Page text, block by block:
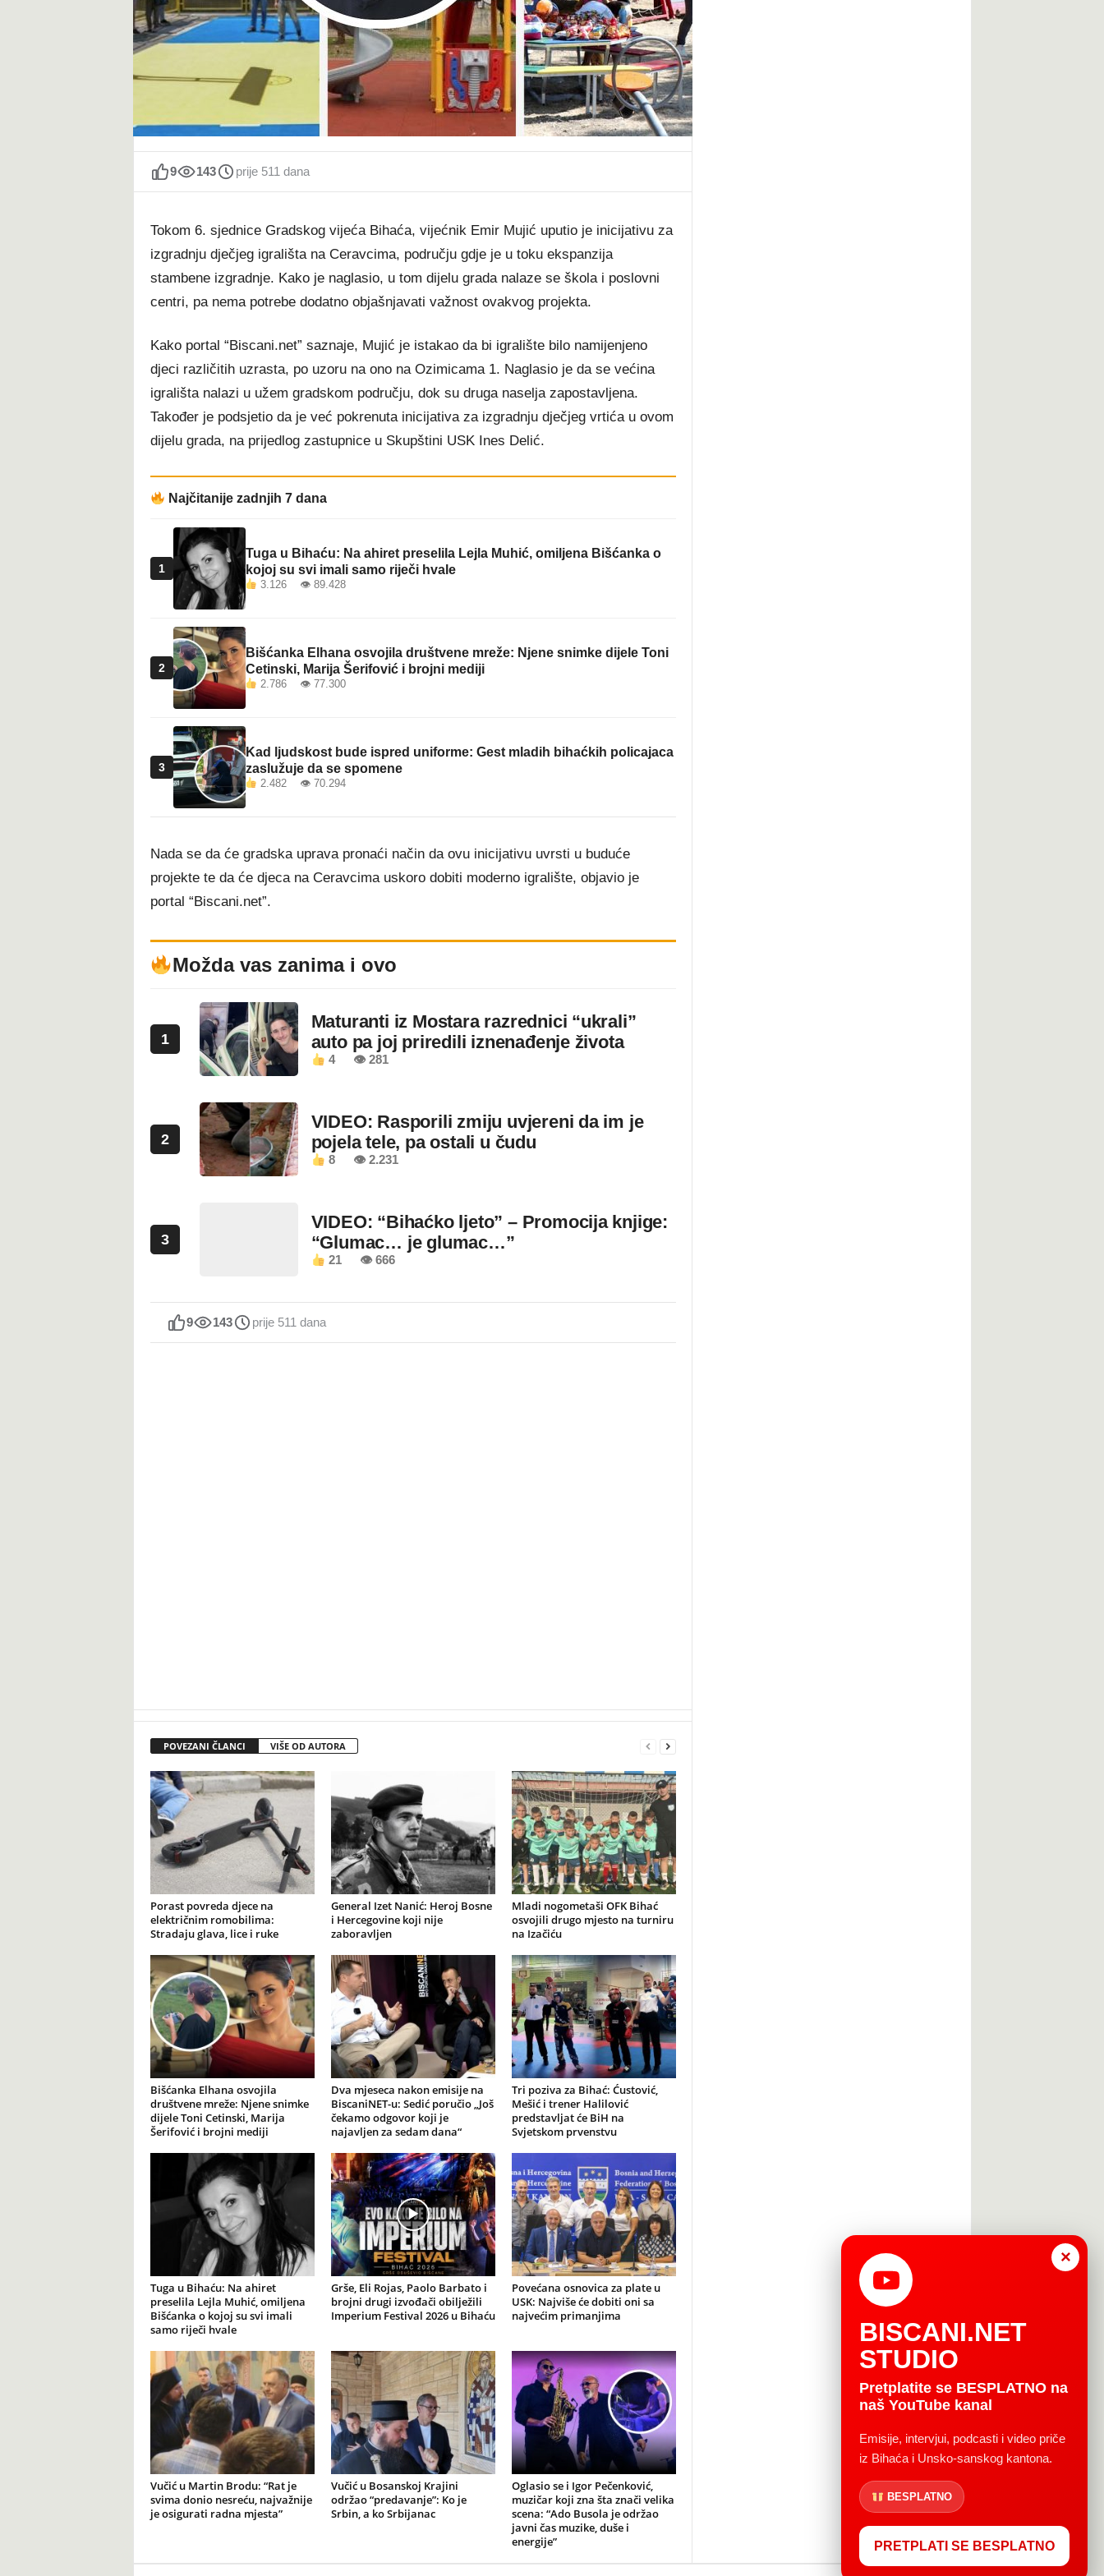
t
9 143 prije 511 dana
Tokom 6. sjednice Gradskog vijeća Bihaća, vijećnik Emir Mujić uputio je inicijativu za
izgradnju dječjeg igrališta na Ceravcima, području gdje je u toku ekspanzija
stambene izgradnje. Kako je naglasio, u tom dijelu grada nalaze se škola i poslovni
centri, pa nema potrebe dodatno objašnjavati važnost ovakvog projekta.
Kako portal “Biscani.net” saznaje, Mujić je istakao da bi igralište bilo namijenjeno
djeci različitih uzrasta, po uzoru na ono na Ozimicama 1. Naglasio je da se većina
igrališta nalazi u užem gradskom području, dok su druga naselja zapostavljena.
Također je podsjetio da je već pokrenuta inicijativa za izgradnju dječjeg vrtića u ovom
dijelu grada, na prijedlog zastupnice u Skupštini USK Ines Delić.
Najčitanije zadnjih 7 dana
1
Tuga u Bihaću: Na ahiret preselila Lejla Muhić, omiljena Bišćanka o
kojoj su svi imali samo riječi hvale
3.126 👁 89.428
2
Bišćanka Elhana osvojila društvene mreže: Njene snimke dijele Toni
Cetinski, Marija Šerifović i brojni mediji
2.786 👁 77.300
3
Kad ljudskost bude ispred uniforme: Gest mladih bihaćkih policajaca
zaslužuje da se spomene
2.482 👁 70.294
Nada se da će gradska uprava pronaći način da ovu inicijativu uvrsti u buduće
projekte te da će djeca na Ceravcima uskoro dobiti moderno igralište, objavio je
portal “Biscani.net”.
Možda vas zanima i ovo
1
Maturanti iz Mostara razrednici “ukrali”
auto pa joj priredili iznenađenje života
4 👁 281
2
VIDEO: Rasporili zmiju uvjereni da im je
pojela tele, pa ostali u čudu
8 👁 2.231
3
VIDEO: “Bihaćko ljeto” – Promocija knjige:
“Glumac… je glumac…”
21 👁 666
9 143 prije 511 dana
POVEZANI ČLANCI VIŠE OD AUTORA
Porast povreda djece na
električnim romobilima:
Stradaju glava, lice i ruke
General Izet Nanić: Heroj Bosne
i Hercegovine koji nije
zaboravljen
Mladi nogometaši OFK Bihać
osvojili drugo mjesto na turniru
na Izačiću
Bišćanka Elhana osvojila
društvene mreže: Njene snimke
dijele Toni Cetinski, Marija
Šerifović i brojni mediji
Dva mjeseca nakon emisije na
BiscaniNET-u: Sedić poručio „Još
čekamo odgovor koji je
najavljen za sedam dana“
Tri poziva za Bihać: Ćustović,
Mešić i trener Halilović
predstavljat će BiH na
Svjetskom prvenstvu
Tuga u Bihaću: Na ahiret
preselila Lejla Muhić, omiljena
Bišćanka o kojoj su svi imali
samo riječi hvale
Grše, Eli Rojas, Paolo Barbato i
brojni drugi izvođači obilježili
Imperium Festival 2026 u Bihaću
Povećana osnovica za plate u
USK: Najviše će dobiti oni sa
najvećim primanjima
Vučić u Martin Brodu: “Rat je
svima donio nesreću, najvažnije
je osigurati radna mjesta”
Vučić u Bosanskoj Krajini
održao “predavanje”: Ko je
Srbin, a ko Srbijanac
Oglasio se i Igor Pečenković,
muzičar koji zna šta znači velika
scena: “Ado Busola je održao
javni čas muzike, duše i
energije”
×
BISCANI.NET
STUDIO
Pretplatite se BESPLATNO na
naš YouTube kanal
Emisije, intervjui, podcasti i video priče
iz Bihaća i Unsko-sanskog kantona.
BESPLATNO
PRETPLATI SE BESPLATNO